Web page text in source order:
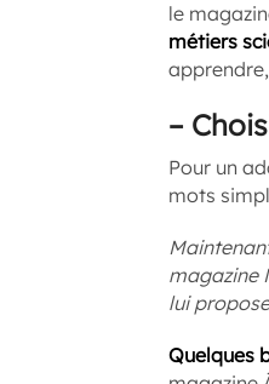
le
métiers
–
Pour un
mots
magazine
lui
Quelques